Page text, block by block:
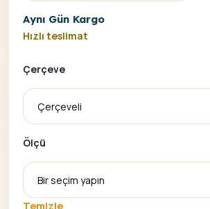
Aynı Gün Kargo
Hızlı teslimat
Çerçeve
Ölçü
Temizle